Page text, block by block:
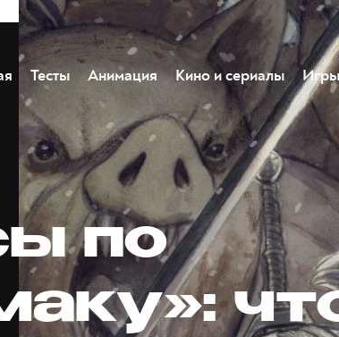
Тесты Анимация Кино и сериалы Игры
по